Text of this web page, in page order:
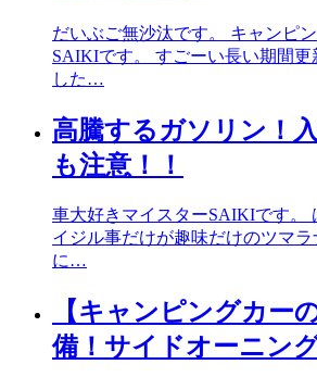
だいぶご無沙汰です。 キャンピ
SAIKIです。 すごーい長い期間
した…
高騰するガソリン！
も注意！！
車大好きマイスターSAIKIです。
イジル事だけが趣味だけのツマ
に…
【キャンピングカー
備！サイドオーニン